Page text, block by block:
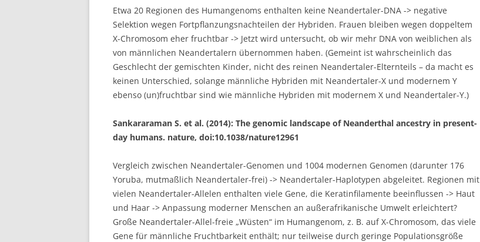
Etwa 20 Regionen des Humangenoms enthalten keine Neandertaler-DNA -> negative
Selektion wegen Fortpflanzungsnachteilen der Hybriden. Frauen bleiben wegen doppeltem
X-Chromosom eher fruchtbar -> Jetzt wird untersucht, ob wir mehr DNA von weiblichen als
von männlichen Neandertalern übernommen haben. (Gemeint ist wahrscheinlich das
Geschlecht der gemischten Kinder, nicht des reinen Neandertaler-Elternteils – da macht es
keinen Unterschied, solange männliche Hybriden mit Neandertaler-X und modernem Y
ebenso (un)fruchtbar sind wie männliche Hybriden mit modernem X und Neandertaler-Y.)
Sankararaman S. et al. (2014): The genomic landscape of Neanderthal ancestry in present-
day humans. nature, doi:10.1038/nature12961
Vergleich zwischen Neandertaler-Genomen und 1004 modernen Genomen (darunter 176
Yoruba, mutmaßlich Neandertaler-frei) -> Neandertaler-Haplotypen abgeleitet. Regionen mit
vielen Neandertaler-Allelen enthalten viele Gene, die Keratinfilamente beeinflussen -> Haut
und Haar -> Anpassung moderner Menschen an außerafrikanische Umwelt erleichtert?
Große Neandertaler-Allel-freie „Wüsten“ im Humangenom, z. B. auf X-Chromosom, das viele
Gene für männliche Fruchtbarkeit enthält; nur teilweise durch geringe Populationsgröße